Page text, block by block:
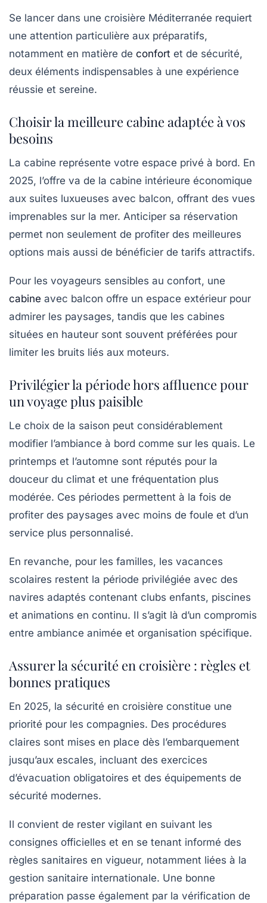
Se lancer dans une croisière Méditerranée requiert
une attention particulière aux préparatifs,
notamment en matière de confort et de sécurité,
deux éléments indispensables à une expérience
réussie et sereine.
Choisir la meilleure cabine adaptée à vos
besoins
La cabine représente votre espace privé à bord. En
2025, l’offre va de la cabine intérieure économique
aux suites luxueuses avec balcon, offrant des vues
imprenables sur la mer. Anticiper sa réservation
permet non seulement de profiter des meilleures
options mais aussi de bénéficier de tarifs attractifs.
Pour les voyageurs sensibles au confort, une
cabine avec balcon offre un espace extérieur pour
admirer les paysages, tandis que les cabines
situées en hauteur sont souvent préférées pour
limiter les bruits liés aux moteurs.
Privilégier la période hors affluence pour
un voyage plus paisible
Le choix de la saison peut considérablement
modifier l’ambiance à bord comme sur les quais. Le
printemps et l’automne sont réputés pour la
douceur du climat et une fréquentation plus
modérée. Ces périodes permettent à la fois de
profiter des paysages avec moins de foule et d’un
service plus personnalisé.
En revanche, pour les familles, les vacances
scolaires restent la période privilégiée avec des
navires adaptés contenant clubs enfants, piscines
et animations en continu. Il s’agit là d’un compromis
entre ambiance animée et organisation spécifique.
Assurer la sécurité en croisière : règles et
bonnes pratiques
En 2025, la sécurité en croisière constitue une
priorité pour les compagnies. Des procédures
claires sont mises en place dès l’embarquement
jusqu’aux escales, incluant des exercices
d’évacuation obligatoires et des équipements de
sécurité modernes.
Il convient de rester vigilant en suivant les
consignes officielles et en se tenant informé des
règles sanitaires en vigueur, notamment liées à la
gestion sanitaire internationale. Une bonne
préparation passe également par la vérification de